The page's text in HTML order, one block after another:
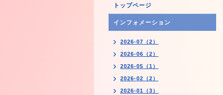
トップページ
インフォメーション
2026-07（2）
2026-06（2）
2026-05（1）
2026-02（2）
2026-01（3）